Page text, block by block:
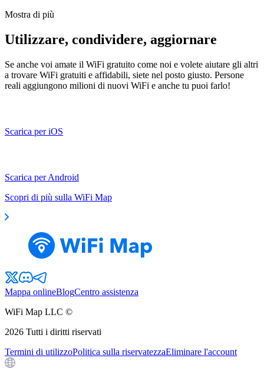
Mostra di più
Utilizzare, condividere, aggiornare
Se anche voi amate il WiFi gratuito come noi e volete aiutare gli altri
a trovare WiFi gratuiti e affidabili, siete nel posto giusto. Persone
reali aggiungono milioni di nuovi WiFi e anche tu puoi farlo!
Scarica per iOS
Scarica per Android
Scopri di più sulla WiFi Map
Mappa onlineBlogCentro assistenza
WiFi Map LLC ©
2026 Tutti i diritti riservati
Termini di utilizzoPolitica sulla riservatezzaEliminare l'account